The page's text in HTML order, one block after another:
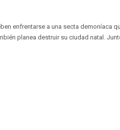
enfrentarse a una secta demoníaca
planea destruir su ciudad natal.